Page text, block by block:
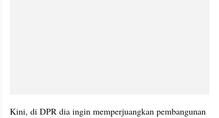
Kini, di DPR dia ingin memperjuangkan pembangunan